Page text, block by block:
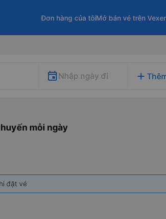
Đơn hàng của tôiMở bán vé trên
Nhập ngày đi add
mỗi ngày
đặt vé